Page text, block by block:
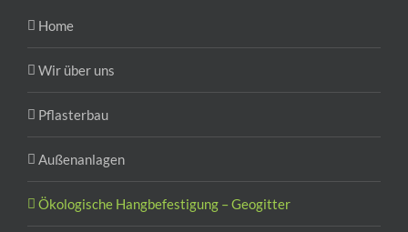
Home
Wir über uns
Pflasterbau
Außenanlagen
Ökologische Hangbefestigung – Geogitter